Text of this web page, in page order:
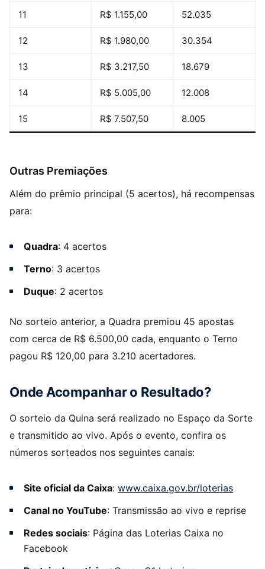
11 R$ 1.155,00 52.035
12 R$ 1.980,00 30.354
13 R$ 3.217,50 18.679
14 R$ 5.005,00 12.008
15 R$ 7.507,50 8.005
Outras Premiações
Além do prêmio principal (5 acertos), há recompensas
para:
Quadra: 4 acertos
Terno: 3 acertos
Duque: 2 acertos
No sorteio anterior, a Quadra premiou 45 apostas
com cerca de R$ 6.500,00 cada, enquanto o Terno
pagou R$ 120,00 para 3.210 acertadores.
Onde Acompanhar o Resultado?
O sorteio da Quina será realizado no Espaço da Sorte
e transmitido ao vivo. Após o evento, confira os
números sorteados nos seguintes canais:
Site oficial da Caixa: www.caixa.gov.br/loterias
Canal no YouTube: Transmissão ao vivo e reprise
Redes sociais: Página das Loterias Caixa no
Facebook